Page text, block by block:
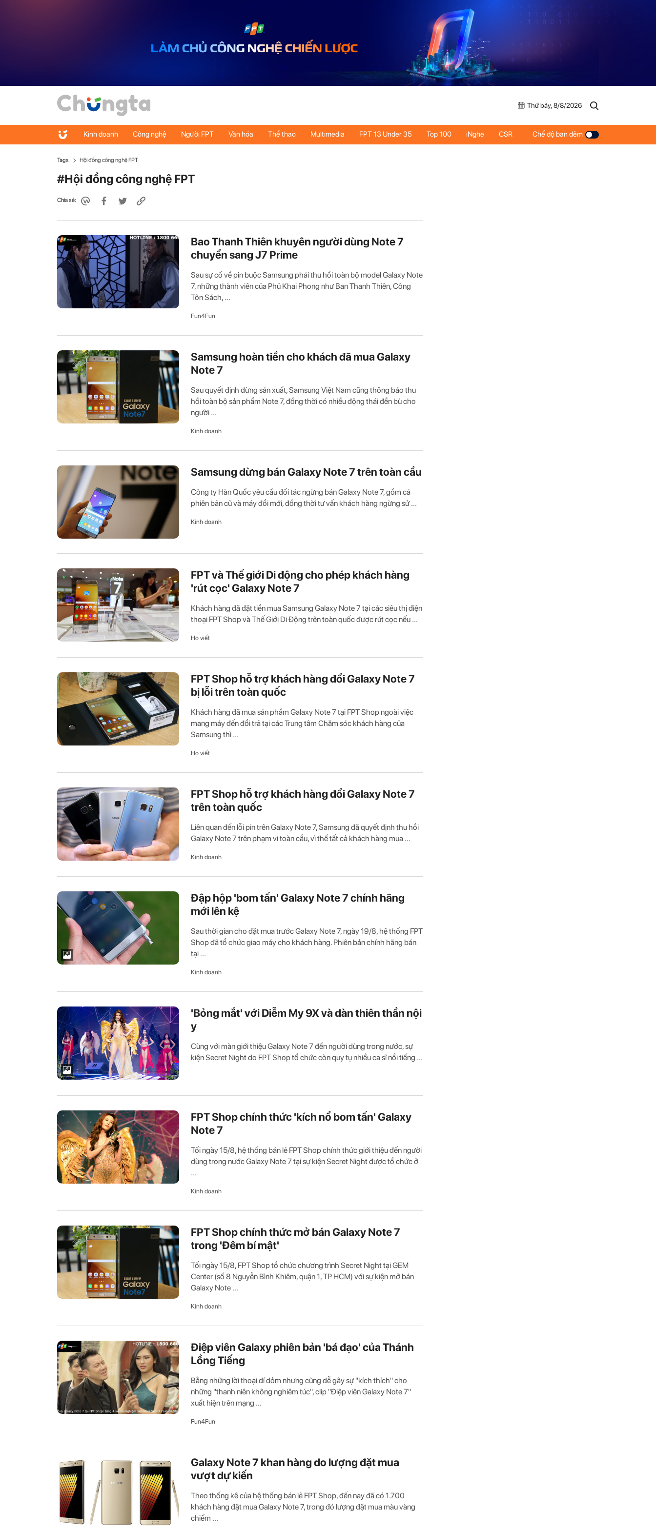
Thứ bảy, 8/8/2026
Kinh doanh Công nghệ Người FPT Văn hóa Thể thao Multimedia FPT 13 Under 35 Top 100 iNghe CSR Chế độ ban đêm
Tags Hội đồng công nghệ FPT
#Hội đồng công nghệ FPT
Chia sẻ:
Bao Thanh Thiên khuyên người dùng Note 7
chuyển sang J7 Prime
Sau sự cố về pin buộc Samsung phải thu hồi toàn bộ model Galaxy Note
7, những thành viên của Phủ Khai Phong như Ban Thanh Thiên, Công
Tôn Sách, ...
Fun4Fun
Samsung hoàn tiền cho khách đã mua Galaxy
Note 7
Sau quyết định dừng sản xuất, Samsung Việt Nam cũng thông báo thu
hồi toàn bộ sản phẩm Note 7, đồng thời có nhiều động thái đền bù cho
người ...
Kinh doanh
Samsung dừng bán Galaxy Note 7 trên toàn cầu
Công ty Hàn Quốc yêu cầu đối tác ngừng bán Galaxy Note 7, gồm cả
phiên bản cũ và máy đổi mới, đồng thời tư vấn khách hàng ngừng sử ...
Kinh doanh
FPT và Thế giới Di động cho phép khách hàng
'rút cọc' Galaxy Note 7
Khách hàng đã đặt tiền mua Samsung Galaxy Note 7 tại các siêu thị điện
thoại FPT Shop và Thế Giới Di Động trên toàn quốc được rút cọc nếu ...
Họ viết
FPT Shop hỗ trợ khách hàng đổi Galaxy Note 7
bị lỗi trên toàn quốc
Khách hàng đã mua sản phẩm Galaxy Note 7 tại FPT Shop ngoài việc
mang máy đến đổi trả tại các Trung tâm Chăm sóc khách hàng của
Samsung thì ...
Họ viết
FPT Shop hỗ trợ khách hàng đổi Galaxy Note 7
trên toàn quốc
Liên quan đến lỗi pin trên Galaxy Note 7, Samsung đã quyết định thu hồi
Galaxy Note 7 trên phạm vi toàn cầu, vì thế tất cả khách hàng mua ...
Kinh doanh
Đập hộp 'bom tấn' Galaxy Note 7 chính hãng
mới lên kệ
Sau thời gian cho đặt mua trước Galaxy Note 7, ngày 19/8, hệ thống FPT
Shop đã tổ chức giao máy cho khách hàng. Phiên bản chính hãng bán
tại ...
Kinh doanh
'Bỏng mắt' với Diễm My 9X và dàn thiên thần nội
y
Cùng với màn giới thiệu Galaxy Note 7 đến người dùng trong nước, sự
kiện Secret Night do FPT Shop tổ chức còn quy tụ nhiều ca sĩ nổi tiếng ...
FPT Shop chính thức 'kích nổ bom tấn' Galaxy
Note 7
Tối ngày 15/8, hệ thống bán lẻ FPT Shop chính thức giới thiệu đến người
dùng trong nước Galaxy Note 7 tại sự kiện Secret Night được tổ chức ở
...
Kinh doanh
FPT Shop chính thức mở bán Galaxy Note 7
trong 'Đêm bí mật'
Tối ngày 15/8, FPT Shop tổ chức chương trình Secret Night tại GEM
Center (số 8 Nguyễn Bình Khiêm, quận 1, TP HCM) với sự kiện mở bán
Galaxy Note ...
Kinh doanh
Điệp viên Galaxy phiên bản 'bá đạo' của Thánh
Lồng Tiếng
Bằng những lời thoại dí dỏm nhưng cũng dễ gây sự "kích thích" cho
những "thanh niên không nghiêm túc", clip "Điệp viên Galaxy Note 7"
xuất hiện trên mạng ...
Fun4Fun
Galaxy Note 7 khan hàng do lượng đặt mua
vượt dự kiến
Theo thống kê của hệ thống bán lẻ FPT Shop, đến nay đã có 1.700
khách hàng đặt mua Galaxy Note 7, trong đó lượng đặt mua màu vàng
chiếm ...